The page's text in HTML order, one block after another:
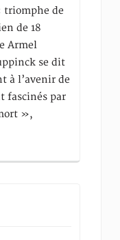
triomphe de
de 18
Armel
se dit
à l’avenir de
fascinés par
»,